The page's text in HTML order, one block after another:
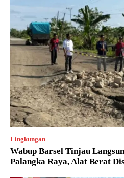
Lingkungan
Wabup Barsel Tinjau
Palangka Raya, Alat Berat